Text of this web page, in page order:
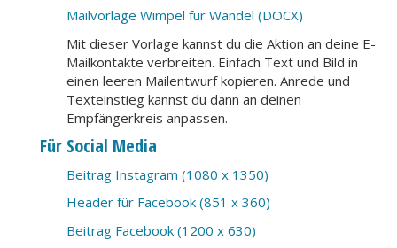
Mailvorlage Wimpel für Wandel (DOCX)
Mit dieser Vorlage kannst du die Aktion an deine E-
Mailkontakte verbreiten. Einfach Text und Bild in
einen leeren Mailentwurf kopieren. Anrede und
Texteinstieg kannst du dann an deinen
Empfängerkreis anpassen.
Für Social Media
Beitrag Instagram (1080 x 1350)
Header für Facebook (851 x 360)
Beitrag Facebook (1200 x 630)